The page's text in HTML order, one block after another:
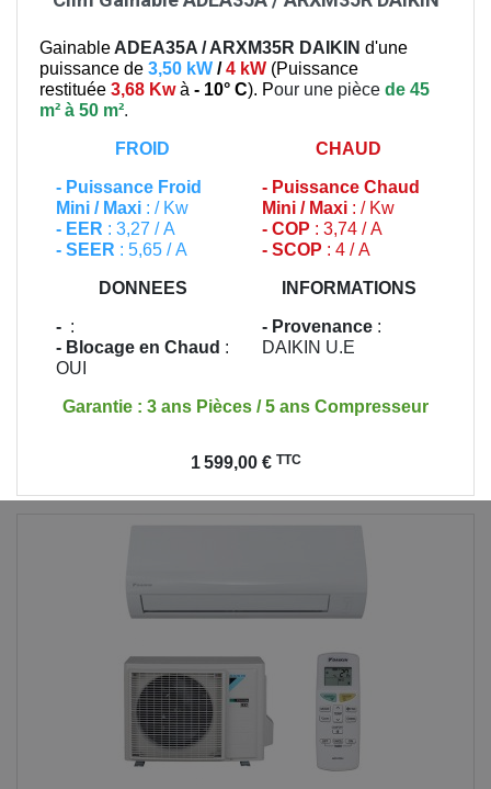
Gainable ADEA35A / ARXM35R DAIKIN d'une
puissance de 3,50 kW /4 kW (Puissance
restituée 3,68 Kwà - 10° C). Pour une pièce de 45
m² à 50 m².
FROID
- Puissance Froid
Mini / Maxi : / Kw
- EER : 3,27 / A
- SEER : 5,65 / A
CHAUD
- Puissance Chaud
Mini / Maxi : / Kw
- COP : 3,74 / A
- SCOP : 4 / A
DONNEES
- :
- Blocage en Chaud :
OUI
INFORMATIONS
- Provenance :
DAIKIN U.E
Garantie : 3 ans Pièces / 5 ans Compresseur
1 599,00 € TTC